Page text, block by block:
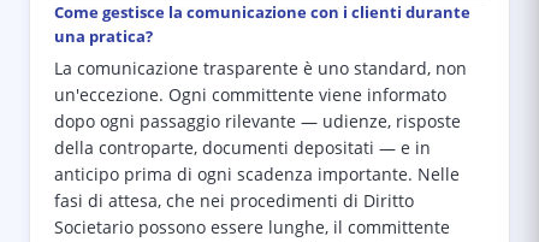
Come gestisce la comunicazione con i clienti durante
una pratica?
La comunicazione trasparente è uno standard, non
un'eccezione. Ogni committente viene informato
dopo ogni passaggio rilevante — udienze, risposte
della controparte, documenti depositati — e in
anticipo prima di ogni scadenza importante. Nelle
fasi di attesa, che nei procedimenti di Diritto
Societario possono essere lunghe, il committente